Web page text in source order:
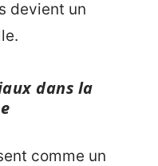
devient un
dans la
comme un